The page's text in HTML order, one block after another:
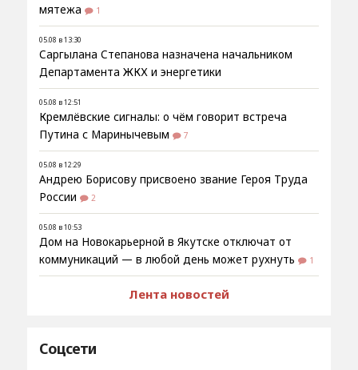
мятежа
1
05.08 в 13:30
Саргылана Степанова назначена начальником
Департамента ЖКХ и энергетики
05.08 в 12:51
Кремлёвские сигналы: о чём говорит встреча
Путина с Маринычевым
7
05.08 в 12:29
Андрею Борисову присвоено звание Героя Труда
России
2
05.08 в 10:53
Дом на Новокарьерной в Якутске отключат от
коммуникаций — в любой день может рухнуть
1
Лента новостей
Соцсети